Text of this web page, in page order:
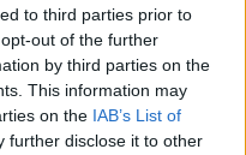
to third parties prior to
out of the further
by third parties on the
This information may
on the IAB’s List of
further disclose it to other
szakasz indult be a